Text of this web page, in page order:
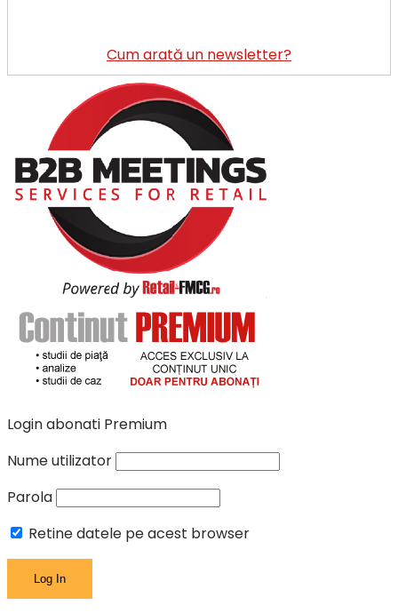
Cum arată un newsletter?
Login abonati Premium
Nume utilizator
Parola
Retine datele pe acest browser